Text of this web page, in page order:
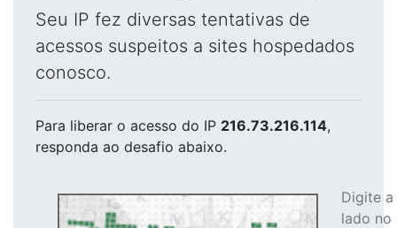
Seu IP fez diversas tentativas de
acessos suspeitos a sites hospedados
conosco.
Para liberar o acesso do IP 216.73.216.114,
responda ao desafio abaixo.
Digite
lado no